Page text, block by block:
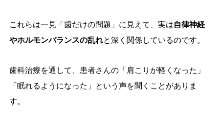
これらは一見「歯だけの問題」に見えて、実は自律神経
やホルモンバランスの乱れと深く関係しているのです。
歯科治療を通して、患者さんの「肩こりが軽くなった」
「眠れるようになった」という声を聞くことがありま
す。